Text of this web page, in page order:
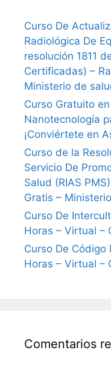
Curso De
Radiológica De
resolución 1811
Certificadas) –
Ministerio de
Curso Gratuito
Nanotecnología
¡Conviértete en
Curso de la
Servicio De
Salud (RIAS
Gratis –
Curso De
Horas – Virtual –
Curso De Código
Horas – Virtual –
Comentarios